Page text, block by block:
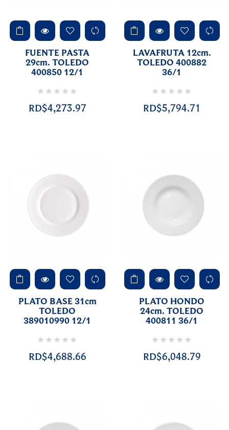
FUENTE PASTA
29cm. TOLEDO
400850 12/1
RD$4,273.97
LAVAFRUTA 12cm.
TOLEDO 400882
36/1
RD$5,794.71
PLATO BASE 31cm
TOLEDO
389010990 12/1
RD$4,688.66
PLATO HONDO
24cm. TOLEDO
400811 36/1
RD$6,048.79